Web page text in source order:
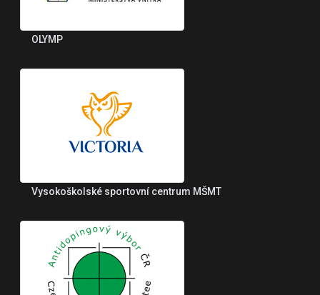
OLYMP
Vysokoškolské sportovní centrum MŠMT